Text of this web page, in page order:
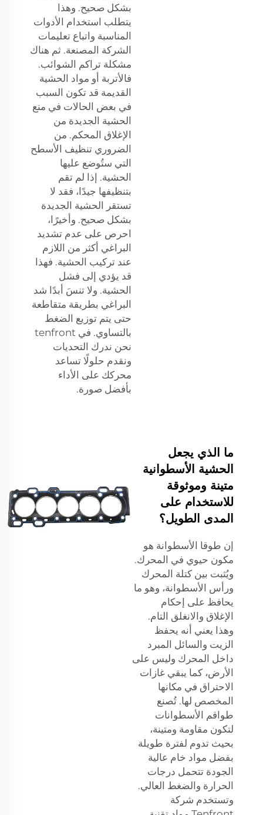
بشكل صحيح. وهذا
يتطلب استخدام الأدوات
المناسبة واتباع تعليمات
الشركة المصنعة. ثم هناك
مشكلة تراكم الشوائب.
فالأتربة أو مواد الحشية
القديمة قد تكون السبب
في بعض الحالات في منع
الحشية الجديدة من
الإغلاق المحكم. من
الضروري تنظيف الأسطح
التي ستُوضع عليها
الحشية. إذا لم تقم
بتنظيفها جيدًا، فقد لا
تستقر الحشية الجديدة
بشكل صحيح. وأخيرًا،
احرص على عدم تشديد
البراغي أكثر من اللازم
عند تركيب الحشية. فهذا
قد يؤدي إلى فشل
الحشية. ولا تنسَ أبدًا شد
البراغي بطريقة متقاطعة
حتى يتم توزيع الضغط
بالتساوي. في tenfront
نحن ندرك التحديات
ونقدم حلولًا تساعد
محركك على الأداء
بأفضل صورة.
ما الذي يجعل
الحشية الأسطوانية
متينة وموثوقة
للاستخدام على
المدى الطويل؟
إن طوقا الأسطوانة هو
مكون حيوي في المحرك.
ويُثبت بين كتلة المحرك
ورأس الأسطوانة، وهو ما
يحافظ على إحكام
الإغلاق والانغلق التام.
وهذا يعني أنه يحفظ
الزيت والسائل المبرد
داخل المحرك وليس على
الأرض، كما يبقي غازات
الاحتراق في مكانها
المخصص لها. تُصنع
طواقم الأسطوانات
لتكون مقاومة ومتينة،
بحيث تدوم لفترة طويلة
بفضل مواد خام عالية
الجودة تتحمل درجات
الحرارة والضغط العالي.
وتستخدم شركة